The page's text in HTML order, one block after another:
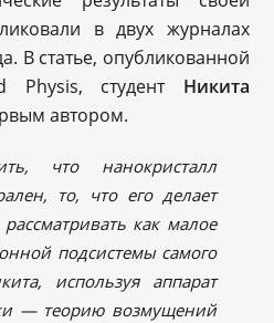
в двух журналах
В статье, опубликованной
студент Никита
автором.
что нанокристалл
то, что его делает
как малое
подсистемы самого
используя аппарат
— теорию возмущений